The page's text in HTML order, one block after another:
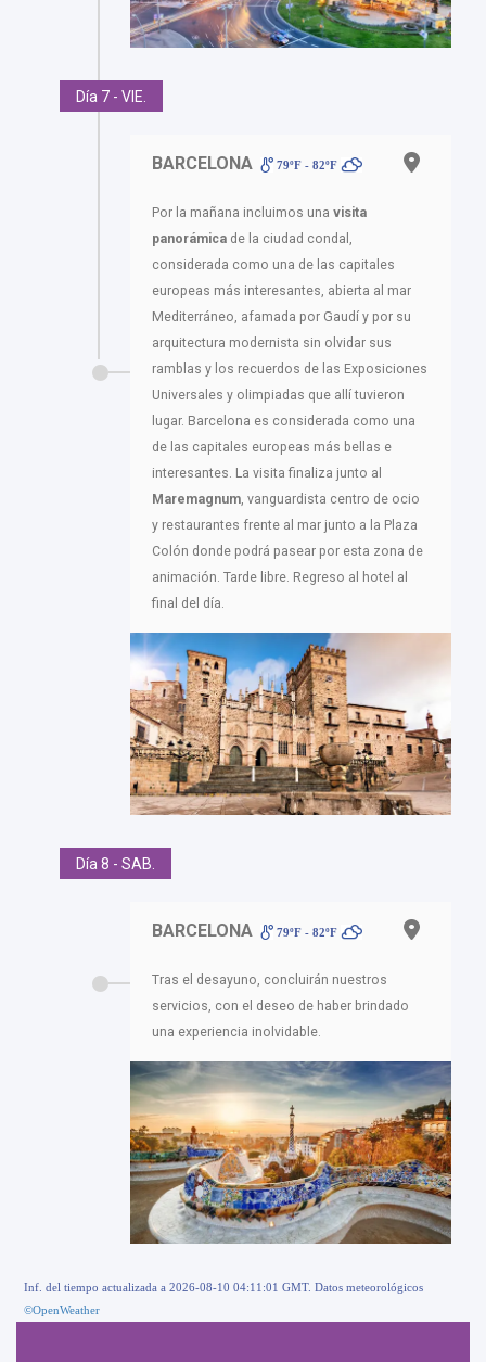
Día 7 - VIE.
BARCELONA 79ºF - 82ºF
Por la mañana incluimos una visita
panorámica de la ciudad condal,
considerada como una de las capitales
europeas más interesantes, abierta al mar
Mediterráneo, afamada por Gaudí y por su
arquitectura modernista sin olvidar sus
ramblas y los recuerdos de las Exposiciones
Universales y olimpiadas que allí tuvieron
lugar. Barcelona es considerada como una
de las capitales europeas más bellas e
interesantes. La visita finaliza junto al
Maremagnum, vanguardista centro de ocio
y restaurantes frente al mar junto a la Plaza
Colón donde podrá pasear por esta zona de
animación. Tarde libre. Regreso al hotel al
final del día.
Día 8 - SAB.
BARCELONA 79ºF - 82ºF
Tras el desayuno, concluirán nuestros
servicios, con el deseo de haber brindado
una experiencia inolvidable.
Inf. del tiempo actualizada a 2026-08-10 04:11:01 GMT. Datos meteorológicos
©OpenWeather